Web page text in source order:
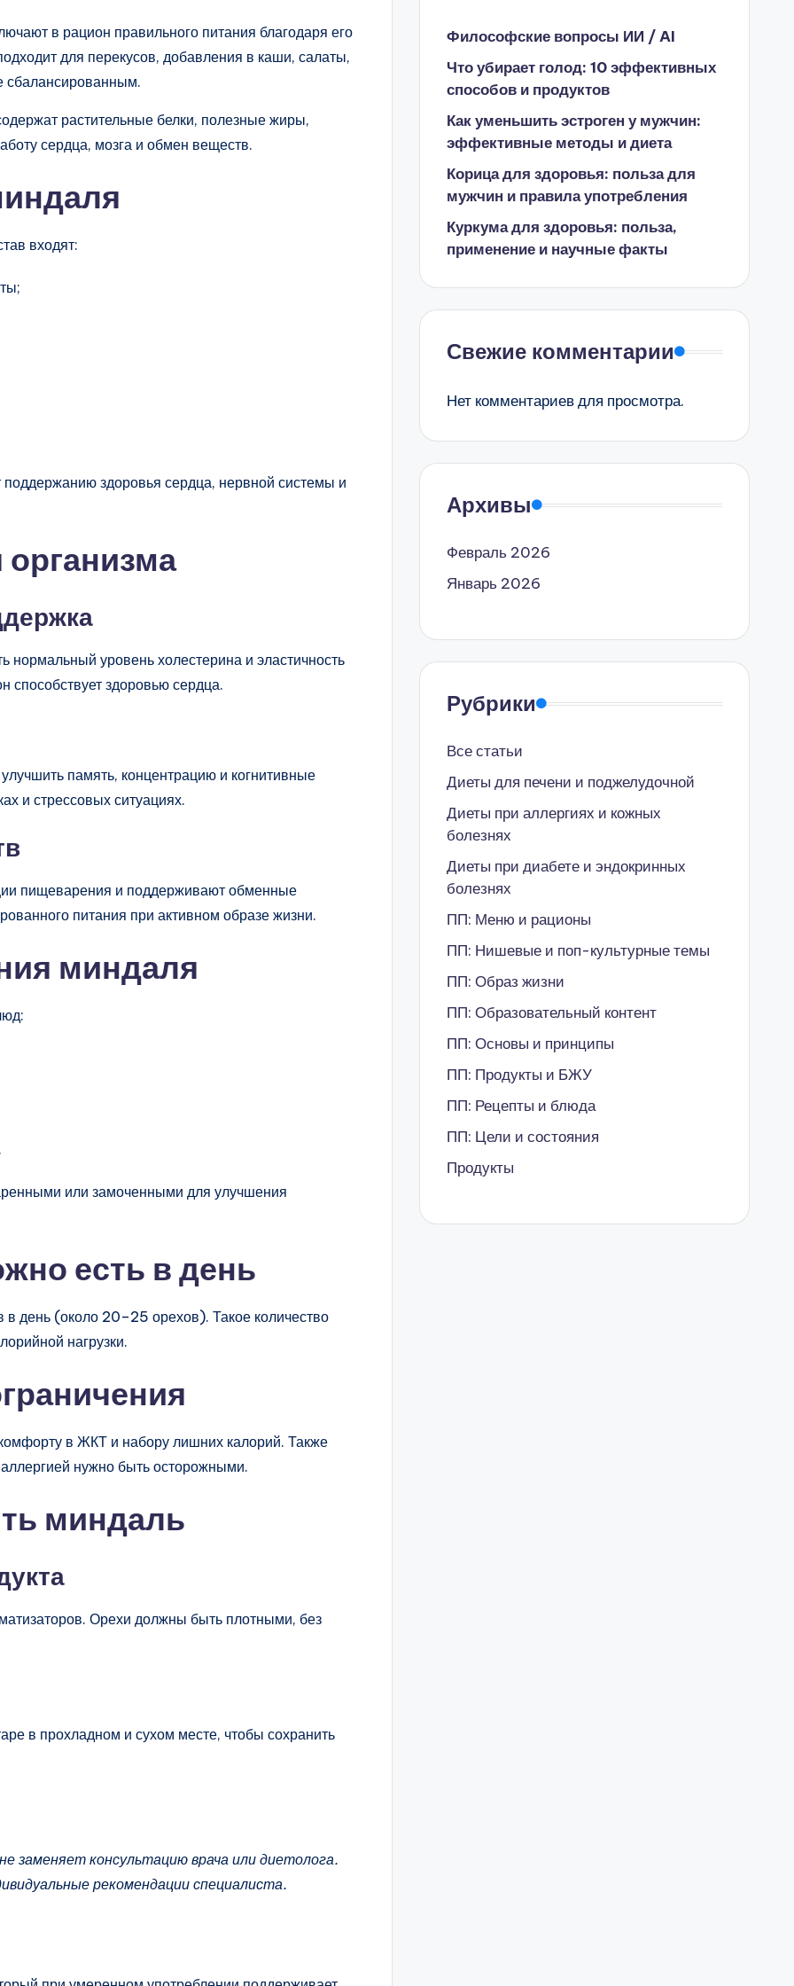
в рацион правильного питания благодаря его
для перекусов, добавления в каши, салаты,
сбалансированным.
растительные белки, полезные жиры,
сердца, мозга и обмен веществ.
входят:
поддержанию здоровья сердца, нервной системы и
уровень холестерина и эластичность
способствует здоровью сердца.
память, концентрацию и когнитивные
и стрессовых ситуациях.
пищеварения и поддерживают обменные
питания при активном образе жизни.
миндаля
или замоченными для улучшения
есть в день
день (около 20–25 орехов). Такое количество
нагрузки.
в ЖКТ и набору лишних калорий. Также
нужно быть осторожными.
миндаль
Орехи должны быть плотными, без
в прохладном и сухом месте, чтобы сохранить
заменяет консультацию врача или диетолога.
рекомендации специалиста.
Философские вопросы ИИ / AI
Что убирает голод: 10 эффективных
способов и продуктов
Как уменьшить эстроген у мужчин:
эффективные методы и диета
Корица для здоровья: польза для
мужчин и правила употребления
Куркума для здоровья: польза,
применение и научные факты
Свежие комментарии
Нет комментариев для просмотра.
Архивы
Февраль 2026
Январь 2026
Рубрики
Все статьи
Диеты для печени и поджелудочной
Диеты при аллергиях и кожных
болезнях
Диеты при диабете и эндокринных
болезнях
ПП: Меню и рационы
ПП: Нишевые и поп-культурные темы
ПП: Образ жизни
ПП: Образовательный контент
ПП: Основы и принципы
ПП: Продукты и БЖУ
ПП: Рецепты и блюда
ПП: Цели и состояния
Продукты